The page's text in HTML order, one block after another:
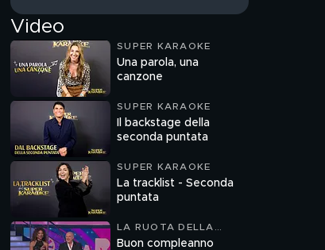
Video
SUPER KARAOKE
Una parola, una
canzone
SUPER KARAOKE
Il backstage della
seconda puntata
SUPER KARAOKE
La tracklist - Seconda
puntata
LA RUOTA DELLA
FORTUNA
Buon compleanno